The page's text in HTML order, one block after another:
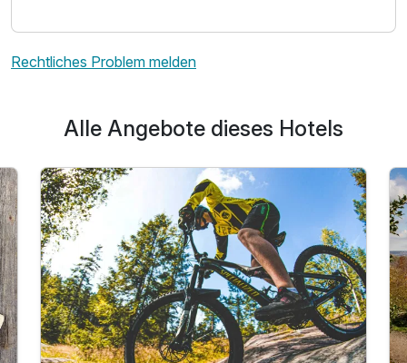
Rechtliches Problem melden
Alle Angebote dieses Hotels